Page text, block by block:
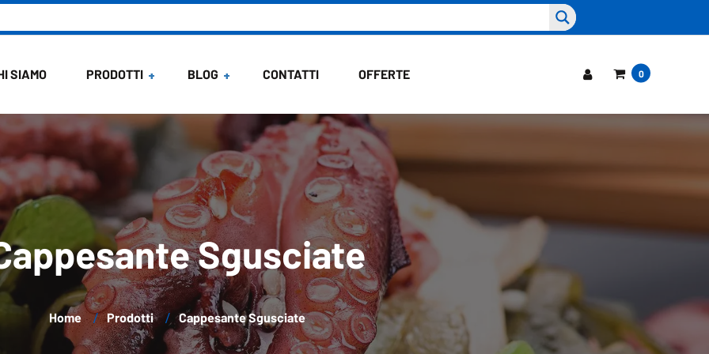
SIAMO PRODOTTI BLOG
News
Ricette di Maria
CONTATTI OFFERTE 0
Sgusciate
Home Prodotti Cappesante Sgusciate